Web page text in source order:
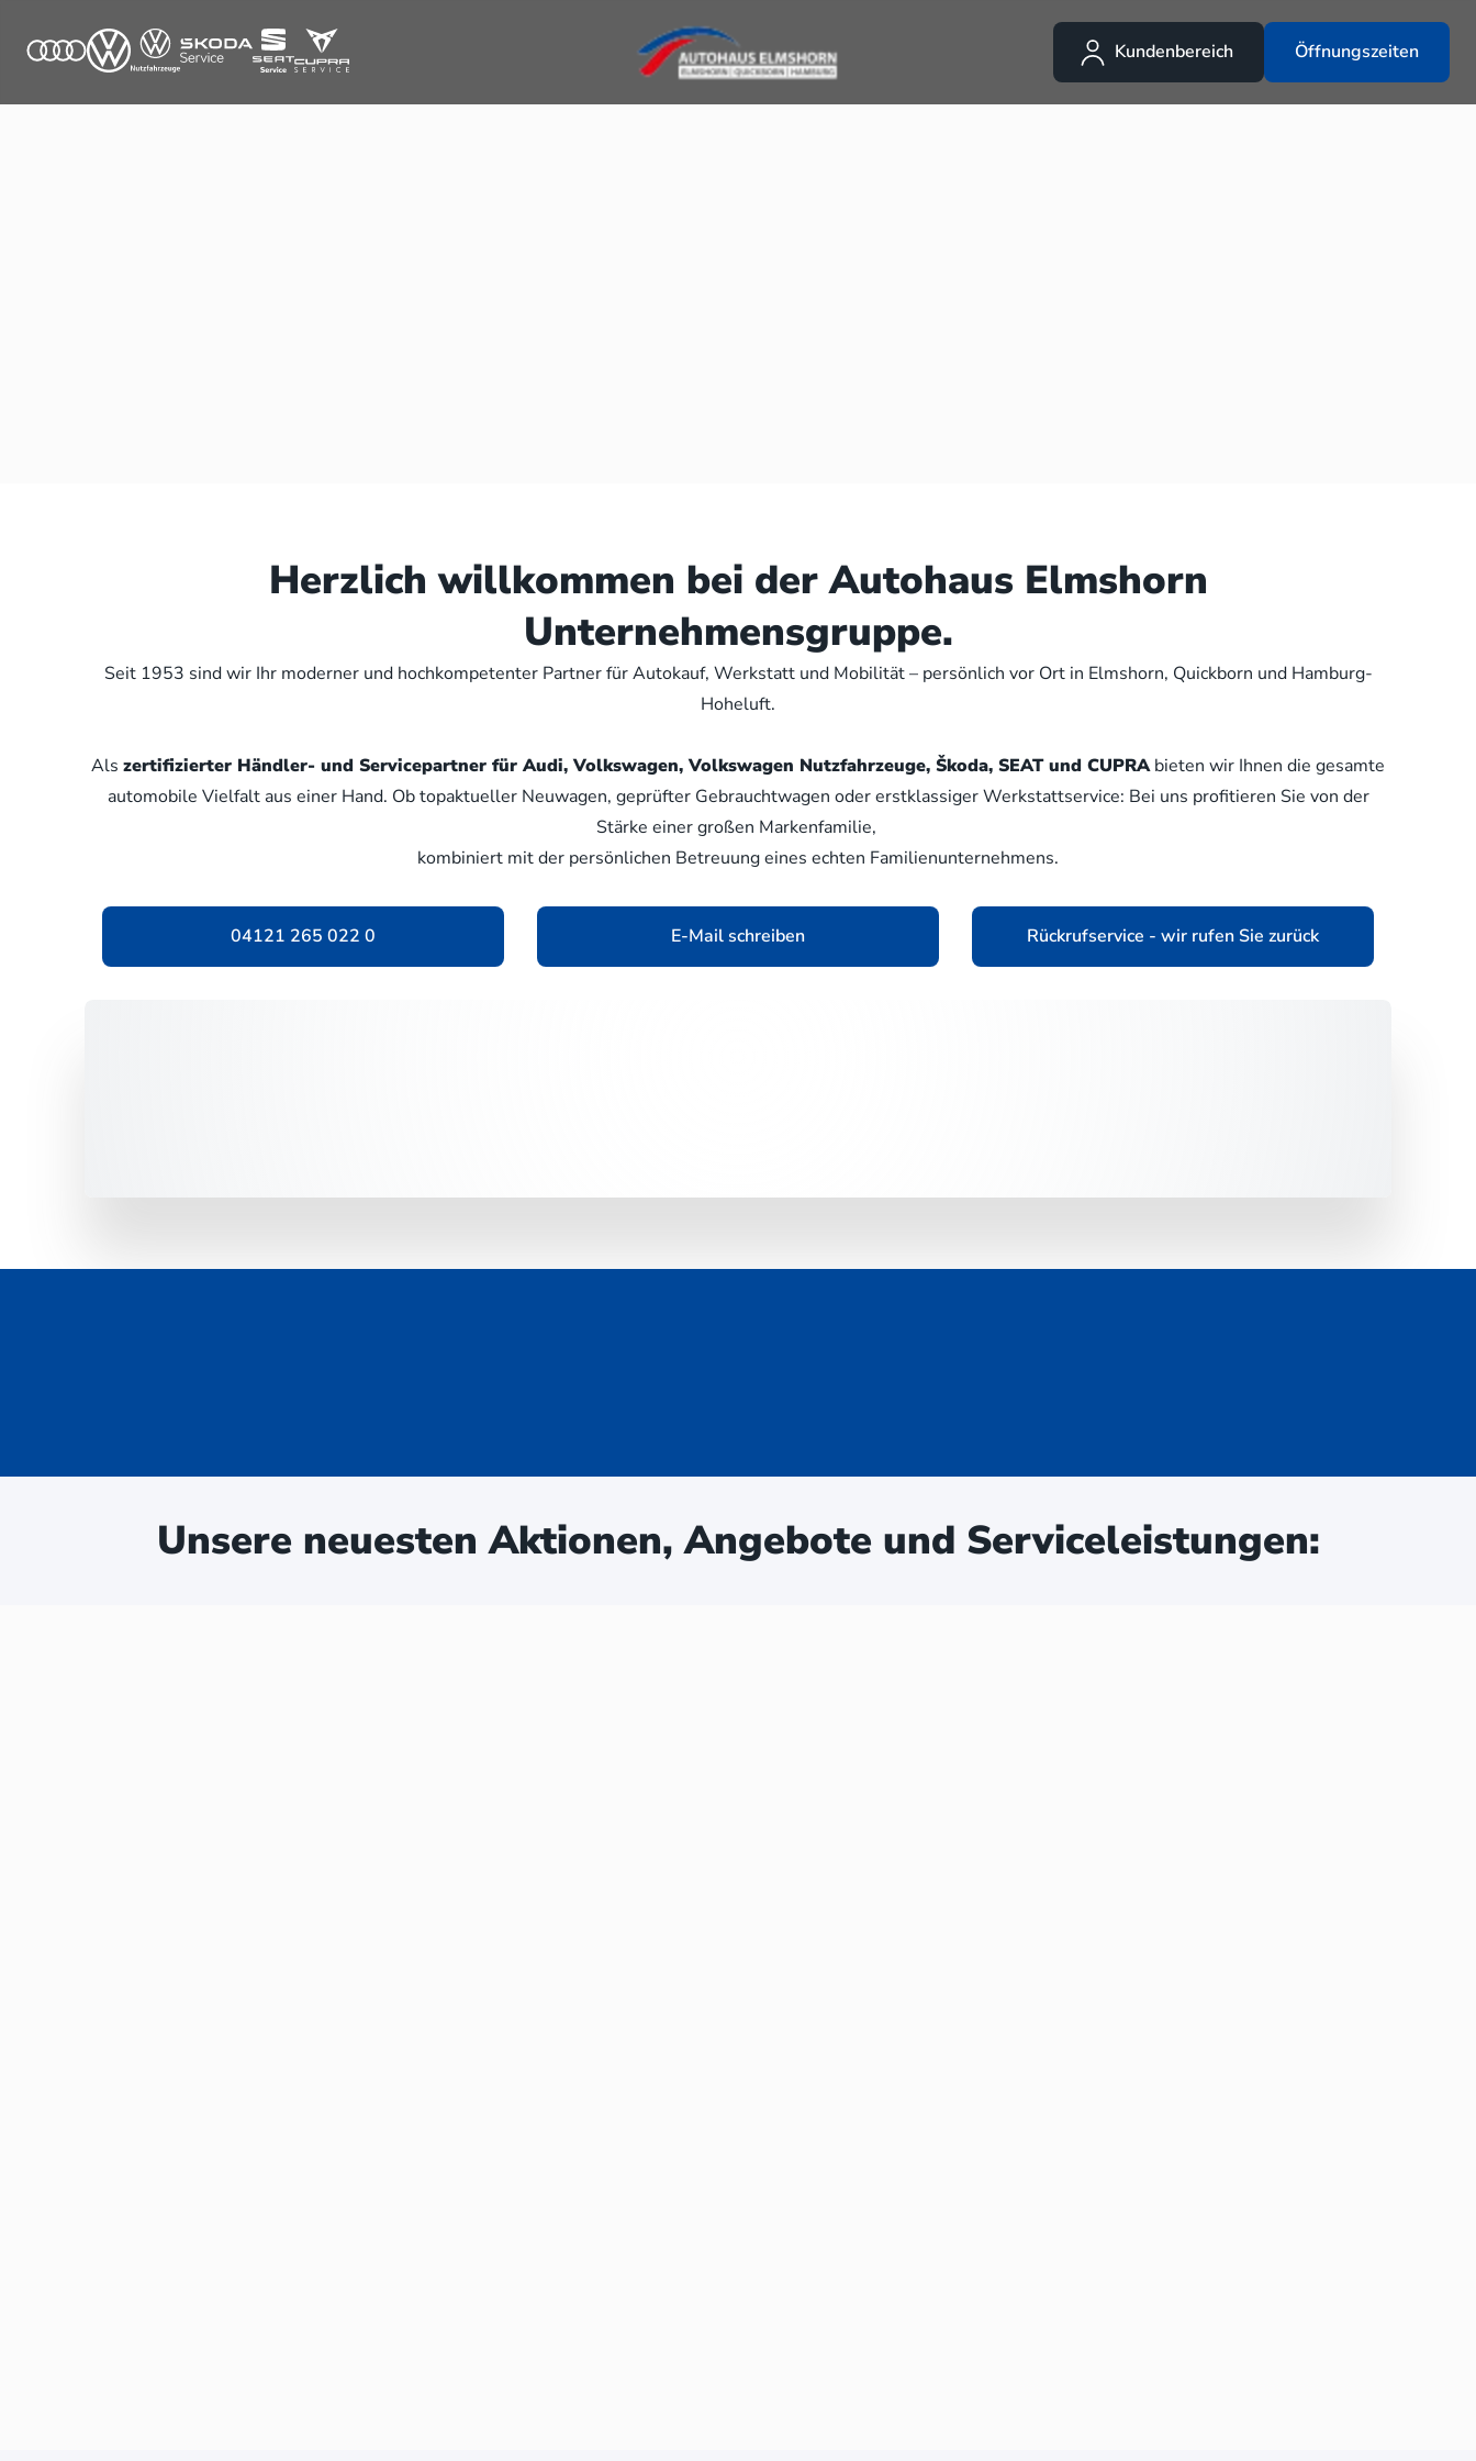
Kundenbereich Öffnungszeiten
Herzlich willkommen bei der Autohaus Elmshorn
Unternehmensgruppe.
Seit 1953 sind wir Ihr moderner und hochkompetenter Partner für Autokauf, Werkstatt und Mobilität – persönlich vor Ort in Elmshorn, Quickborn und Hamburg-
Hoheluft.
Als zertifizierter Händler- und Servicepartner für Audi, Volkswagen, Volkswagen Nutzfahrzeuge, Škoda, SEAT und CUPRAbieten wir Ihnen die gesamte
automobile Vielfalt aus einer Hand. Ob topaktueller Neuwagen, geprüfter Gebrauchtwagen oder erstklassiger Werkstattservice: Bei uns profitieren Sie von der
Stärke einer großen Markenfamilie,
kombiniert mit der persönlichen Betreuung eines echten Familienunternehmens.
04121 265 022 0 E-Mail schreiben Rückrufservice - wir rufen Sie zurück
Unsere neuesten Aktionen, Angebote und Serviceleistungen: